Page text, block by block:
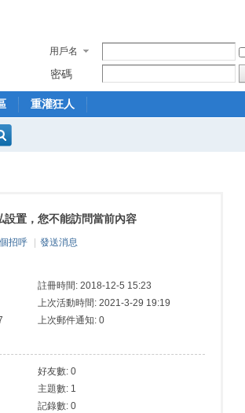
用戶名
密碼
重灌狂人
置，您不能訪問當前內容
招呼 發送消息
註冊時間: 2018-12-5 15:23
上次活動時間: 2021-3-29 19:19
上次郵件通知: 0
好友數: 0
主題數: 1
記錄數: 0